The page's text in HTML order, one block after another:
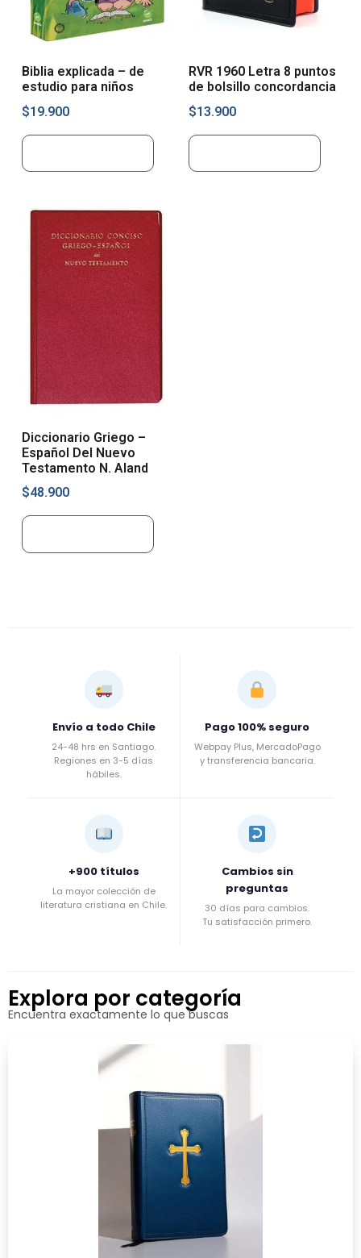
Biblia explicada – de
estudio para niños
$19.900
RVR 1960 Letra 8 puntos
de bolsillo concordancia
$13.900
Diccionario Griego –
Español Del Nuevo
Testamento N. Aland
$48.900
Envío a todo Chile
24-48 hrs en Santiago.
Regiones en 3-5 días
hábiles.
Pago 100% seguro
Webpay Plus, MercadoPago
y transferencia bancaria.
+900 títulos
La mayor colección de
literatura cristiana en Chile.
Cambios sin
preguntas
30 días para cambios.
Tu satisfacción primero.
Explora por categoría
Encuentra exactamente lo que buscas